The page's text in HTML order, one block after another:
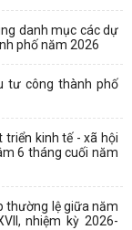
danh mục các dự
phố năm 2026
tư công thành phố
triển kinh tế - xã hội
6 tháng cuối năm
thường lệ giữa năm
nhiệm kỳ 2026-